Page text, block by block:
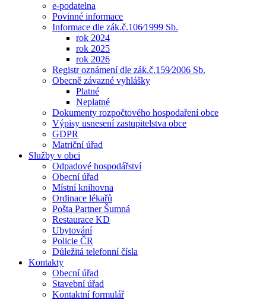
e-podatelna
Povinné informace
Informace dle zák.č.106⁄1999 Sb.
rok 2024
rok 2025
rok 2026
Registr oznámení dle zák.č.159⁄2006 Sb.
Obecně závazné vyhlášky
Platné
Neplatné
Dokumenty rozpočtového hospodaření obce
Výpisy usnesení zastupitelstva obce
GDPR
Matriční úřad
Služby v obci
Odpadové hospodářství
Obecní úřad
Místní knihovna
Ordinace lékařů
Pošta Partner Šumná
Restaurace KD
Ubytování
Policie ČR
Důležitá telefonní čísla
Kontakty
Obecní úřad
Stavební úřad
Kontaktní formulář